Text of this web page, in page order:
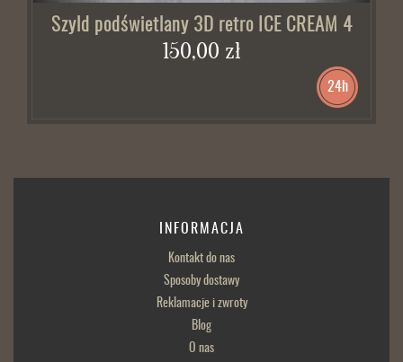
Szyld podświetlany 3D retro ICE CREAM 4
150,00 zł
24h
INFORMACJA
Kontakt do nas
Sposoby dostawy
Reklamacje i zwroty
Blog
O nas